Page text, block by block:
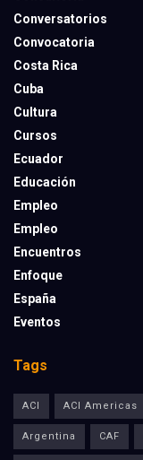
Conversatorios
Convocatoria
Costa Rica
Cuba
Cultura
Cursos
Ecuador
Educación
Empleo
Empleo
Encuentros
Enfoque
España
Eventos
Tags
ACI ACI Americas
Argentina CAF